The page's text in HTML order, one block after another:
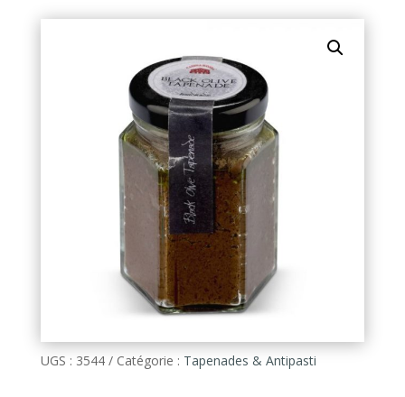
UGS : 3544 Catégorie : Tapenades & Antipasti